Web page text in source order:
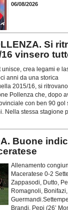
06/08/2026
Si
vinsero
unisce, crea legami e
anni da una storica
2015/16, si
Pollenza che, dopo
con ben 90
Nella stessa stagione
Buone
Allenamento
Maceratese 0-2
Zappasodi, Dutto,
Romagnoli,
Brandi, Pepi (26’